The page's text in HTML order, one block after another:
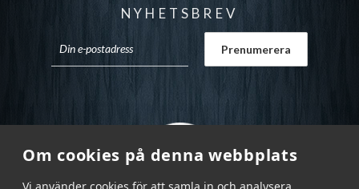
Om cookies på denna webbplats
NYHETSBREV